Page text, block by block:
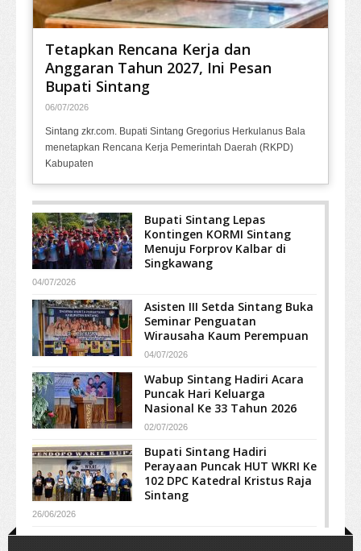
Tetapkan Rencana Kerja dan
Anggaran Tahun 2027, Ini Pesan
Bupati Sintang
06/07/2026
Sintang zkr.com. Bupati Sintang Gregorius Herkulanus Bala
menetapkan Rencana Kerja Pemerintah Daerah (RKPD)
Kabupaten
Bupati Sintang Lepas
Kontingen KORMI Sintang
Menuju Forprov Kalbar di
Singkawang
04/07/2026
Asisten III Setda Sintang Buka
Seminar Penguatan
Wirausaha Kaum Perempuan
04/07/2026
Wabup Sintang Hadiri Acara
Puncak Hari Keluarga
Nasional Ke 33 Tahun 2026
02/07/2026
Bupati Sintang Hadiri
Perayaan Puncak HUT WKRI Ke
102 DPC Katedral Kristus Raja
Sintang
26/06/2026